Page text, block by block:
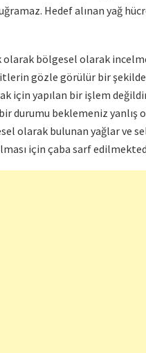
Hedef alınan yağ
bölgesel olarak
gözle görülür bir şekilde
yapılan bir işlem
durumu beklemeniz yanlış
olarak bulunan yağlar ve
için çaba sarf